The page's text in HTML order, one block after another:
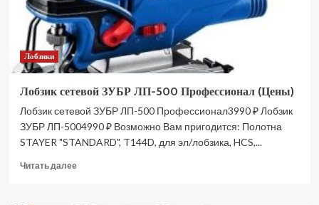
Лобзики
Лобзик сетевой ЗУБР ЛП-500 Профессионал (Цены)
Лобзик сетевой ЗУБР ЛП-500 Профессионал3990 ₽ Лобзик
ЗУБР ЛП-5004990 ₽ Возможно Вам пригодится: Полотна
STAYER "STANDARD", T144D, для эл/лобзика, HCS,...
Читать далееПрочитать